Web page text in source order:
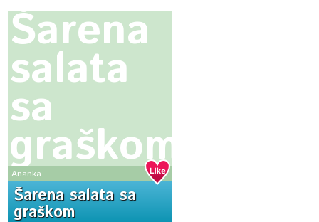
Šarena
salata
sa
graškom
Ananka
Šarena salata sa
graškom